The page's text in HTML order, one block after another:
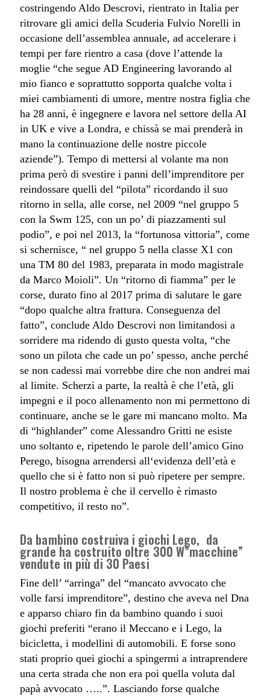
costringendo Aldo Descrovi, rientrato in Italia per
ritrovare gli amici della Scuderia Fulvio Norelli in
occasione dell’assemblea annuale, ad accelerare i
tempi per fare rientro a casa (dove l’attende la
moglie “che segue AD Engineering lavorando al
mio fianco e soprattutto sopporta qualche volta i
miei cambiamenti di umore, mentre nostra figlia che
ha 28 anni, è ingegnere e lavora nel settore della AI
in UK e vive a Londra, e chissà se mai prenderà in
mano la continuazione delle nostre piccole
aziende”). Tempo di mettersi al volante ma non
prima però di svestire i panni dell’imprenditore per
reindossare quelli del “pilota” ricordando il suo
ritorno in sella, alle corse, nel 2009 “nel gruppo 5
con la Swm 125, con un po’ di piazzamenti sul
podio”, e poi nel 2013, la “fortunosa vittoria”, come
si schernisce, “ nel gruppo 5 nella classe X1 con
una TM 80 del 1983, preparata in modo magistrale
da Marco Moioli”. Un “ritorno di fiamma” per le
corse, durato fino al 2017 prima di salutare le gare
“dopo qualche altra frattura. Conseguenza del
fatto”, conclude Aldo Descrovi non limitandosi a
sorridere ma ridendo di gusto questa volta, “che
sono un pilota che cade un po’ spesso, anche perché
se non cadessi mai vorrebbe dire che non andrei mai
al limite. Scherzi a parte, la realtà è che l’età, gli
impegni e il poco allenamento non mi permettono di
continuare, anche se le gare mi mancano molto. Ma
di “highlander” come Alessandro Gritti ne esiste
uno soltanto e, ripetendo le parole dell’amico Gino
Perego, bisogna arrendersi all‘evidenza dell’età e
quello che si è fatto non si può ripetere per sempre.
Il nostro problema è che il cervello è rimasto
competitivo, il resto no”.
Da bambino costruiva i giochi Lego, da
grande ha costruito oltre 300 W”macchine”
vendute in più di 30 Paesi
Fine dell’ “arringa” del “mancato avvocato che
volle farsi imprenditore”, destino che aveva nel Dna
e apparso chiaro fin da bambino quando i suoi
giochi preferiti “erano il Meccano e i Lego, la
bicicletta, i modellini di automobili. E forse sono
stati proprio quei giochi a spingermi a intraprendere
una certa strada che non era poi quella voluta dal
papà avvocato …..”. Lasciando forse qualche